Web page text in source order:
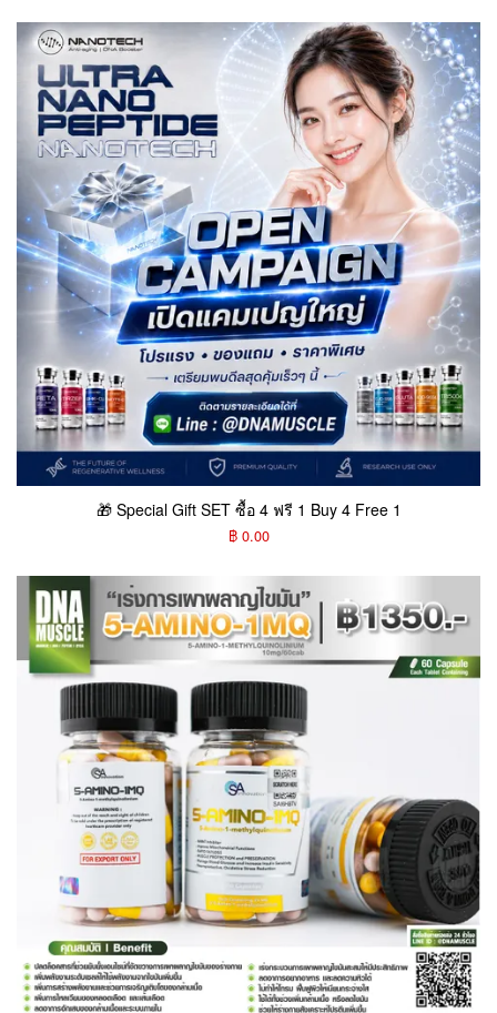
🎁 Special Gift SET ซื้อ 4 ฟรี 1 Buy 4 Free 1
฿ 0.00